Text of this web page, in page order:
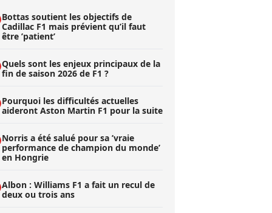
Bottas soutient les objectifs de
Cadillac F1 mais prévient qu’il faut
être ’patient’
Quels sont les enjeux principaux de la
fin de saison 2026 de F1 ?
Pourquoi les difficultés actuelles
aideront Aston Martin F1 pour la suite
Norris a été salué pour sa ’vraie
performance de champion du monde’
en Hongrie
Albon : Williams F1 a fait un recul de
deux ou trois ans